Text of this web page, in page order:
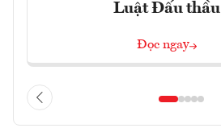
Luật Đấu thầu
Đọc ngay